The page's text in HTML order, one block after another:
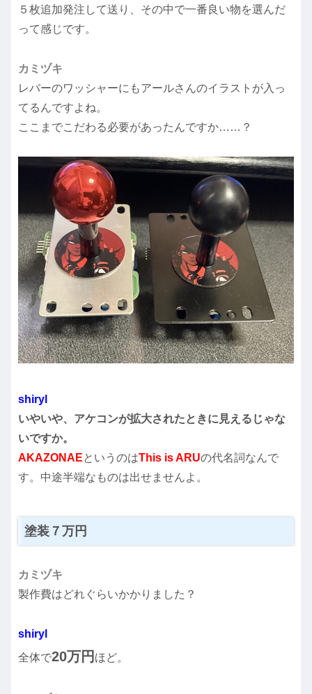
５枚追加発注して送り、その中で一番良い物を選んだ
って感じです。
カミヅキ
レバーのワッシャーにもアールさんのイラストが入っ
てるんですよね。
ここまでこだわる必要があったんですか……？
shiryl
いやいや、アケコンが拡大されたときに見えるじゃな
いですか。
AKAZONAEというのはThis is ARUの代名詞なんで
す。中途半端なものは出せませんよ。
塗装７万円
カミヅキ
製作費はどれぐらいかかりました？
shiryl
全体で20万円 ほど。